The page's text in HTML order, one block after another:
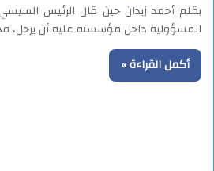
بقلم أحمد زيدان حين قال الرئيس
المسؤولية داخل مؤسسته عليه أن يرحل،
أكمل القراءة »